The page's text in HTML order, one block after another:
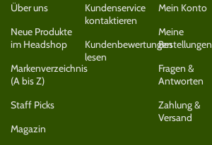
Über uns
Neue Produkte
im Headshop
Markenverzeichnis
(A bis Z)
Staff Picks
Magazin
Kundenservice
kontaktieren
Kundenbewertungen
lesen
Mein Konto
Meine
Bestellungen
Fragen &
Antworten
Zahlung &
Versand